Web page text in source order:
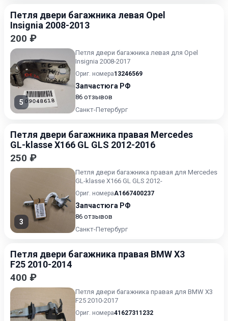
Петля двери багажника левая Opel
Insignia 2008-2013
200 ₽
5
Петля двери багажника левая для Opel
Insignia 2008-2017
Ориг. номера13246569
Запчастюга РФ
86 отзывов
Санкт-Петербург
Петля двери багажника правая Mercedes
GL-klasse X166 GL GLS 2012-2016
250 ₽
3
Петля двери багажника правая для Mercedes
GL-klasse X166 GL GLS 2012-
Ориг. номераA1667400237
Запчастюга РФ
86 отзывов
Санкт-Петербург
Петля двери багажника правая BMW X3
F25 2010-2014
400 ₽
Петля двери багажника правая для BMW X3
F25 2010-2017
Ориг. номера41627311232